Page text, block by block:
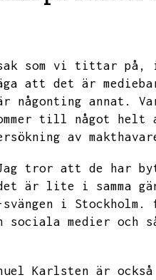
som vi tittar på,
att det är
någonting annat.
till något helt
av
tror att de har
är lite i samma
i Stockholm.
sociala medier och
Karlsten är